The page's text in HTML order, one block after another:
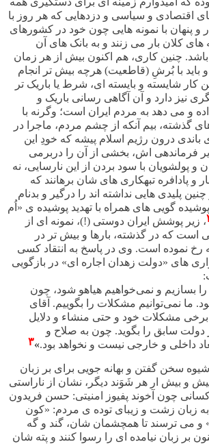
اقتصادی و سیاسی و دزدهایی که هر روز با
و پنهان با نمونه هایی چون خود در کشورهای
های کلان بار می زنند و به بانک های آن
چنین کاری، هم اکنون بیش از هر زمان
با بُرشِ (قاطعیت) هرچه بیش تر انجام
کار شایسته و بایسته ای، شرط یا باریک تر
نیز دارد و آن آگاهی رسانی باریک و
و می دهد به مردم ایران است؛ وگرنه با
گذشته، بیم آنکه از چشم مردم، ماجرا در
درون رژیم اسلام پیشه که خودِ این
فرماندهی اش، بخشی از آن را دربرمی
و پولشویان با سود بردن از این نارسایی، نه
و پادافره تبهکاری های شان برهانند که
پلیدی هایی نداشته اند را درگیر و بدنام
پوشیده گویی های همراه با تهدید پوشیده ی «اُم
، زیر پوشش ایران دوستی (!)، نمونه ای از
است که در گذشته، بارها و بیش تر در
رخ نموده است. وی در پاسخ به انتقاد کسی
های «دولت زهدان اجاره ای» در بازگویی
بسازیم و نمی‌‌خواهیم هیاهو شود، چون
ما نمی‌توانیم مشکلات را بگوییم. آقای
برخی مشکلات خود و حتی منشاء و دلایل
دولت سابق را بگوید. چون به صلاح و
داخلی و خارجی نیست و نخواهد بود.
»۳
سخن گفتن و بهانه جویی برای بر زبان
و بیش ار هر شَوَند دیگر، نشان از ناراستی
چون آخوند پفیوز امنیتی: حسن فریدون
به زبان زشت و زیبای توده ی مردم: «کون
می ترسند تا همچشمان شان، گند و گه
بر زبان نیامده ای را رسوا کنند و پته شان